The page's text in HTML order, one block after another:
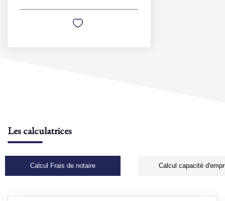
Les calculatrices
Calcul Frais de notaire Calcul capacité